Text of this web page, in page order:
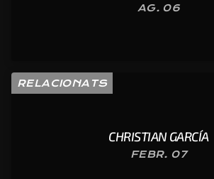
AG. 06
RELACIONATS
CHRISTIAN GARCÍA
FEBR. 07